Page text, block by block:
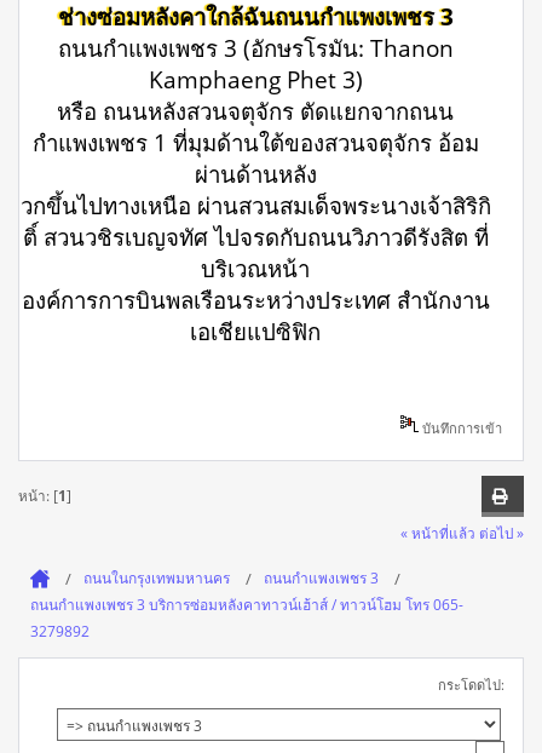
ช่างซ่อมหลังคาใกล้ฉันถนนกำแพงเพชร 3
ถนนกำแพงเพชร 3 (อักษรโรมัน: Thanon
Kamphaeng Phet 3)
หรือ ถนนหลังสวนจตุจักร ตัดแยกจากถนน
กำแพงเพชร 1 ที่มุมด้านใต้ของสวนจตุจักร อ้อม
ผ่านด้านหลัง
วกขึ้นไปทางเหนือ ผ่านสวนสมเด็จพระนางเจ้าสิริกิ
ติ์ สวนวชิรเบญจทัศ ไปจรดกับถนนวิภาวดีรังสิต ที่
บริเวณหน้า
องค์การการบินพลเรือนระหว่างประเทศ สำนักงาน
เอเชียแปซิฟิก
บันทึกการเข้า
หน้า: [1]
« หน้าที่แล้ว ต่อไป »
ถนนในกรุงเทพมหานคร
ถนนกำแพงเพชร 3
ถนนกำแพงเพชร 3 บริการซ่อมหลังคาทาวน์เฮ้าส์ / ทาวน์โฮม โทร 065-
3279892
กระโดดไป: